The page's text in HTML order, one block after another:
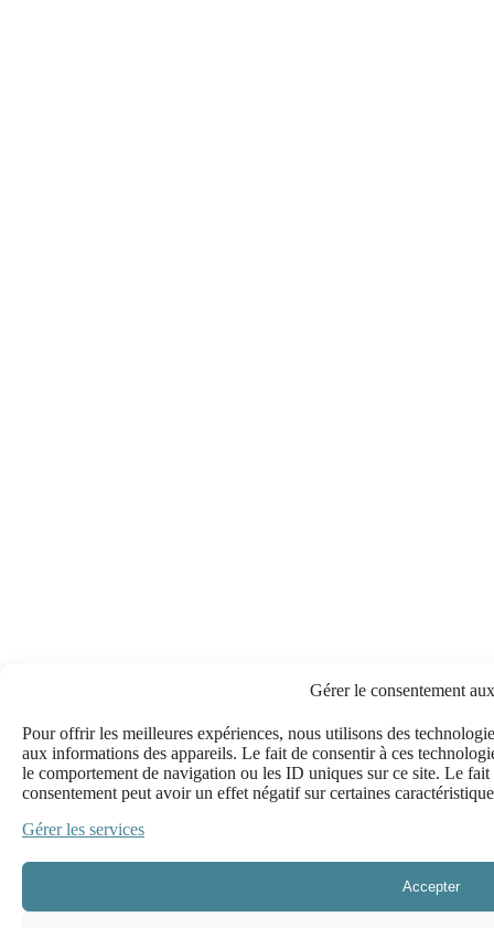
Gérer le consentement
Pour offrir les meilleures expériences, nous utilisons des
aux informations des appareils. Le fait de consentir à ces
le comportement de navigation ou les ID uniques sur ce site. Le
consentement peut avoir un effet négatif sur certaines
Gérer les services
Accepter